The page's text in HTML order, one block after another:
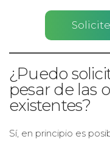
¿Puedo
pesar de las
existentes?
Sí, en principio es